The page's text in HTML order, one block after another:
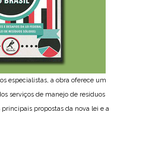
especialistas, a obra oferece um
serviços de manejo de resíduos
propostas da nova lei e a